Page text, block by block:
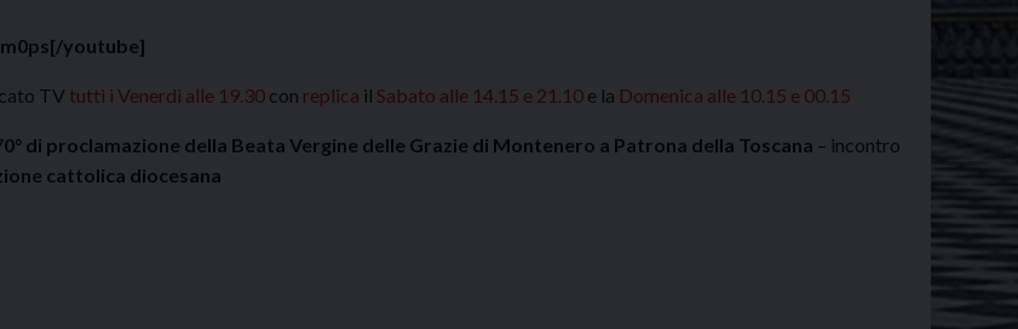
[/youtube]
TV tutti i Venerdì alle 19.30 con replica il Sabato alle 14.15 e 21.10 e la Domenica alle 10.15 e 00.15
0° di proclamazione della Beata Vergine delle Grazie di Montenero a Patrona della Toscana – incontro
cattolica diocesana